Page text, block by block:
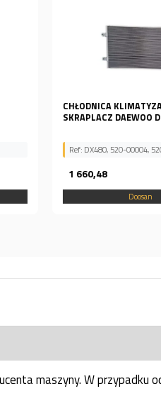
CHŁODNICA KLIMATYZACJI
SKRAPLACZ DAEWOO
Ref: DX480, 520-00004, 52000004
1 660,48
maszyny. W